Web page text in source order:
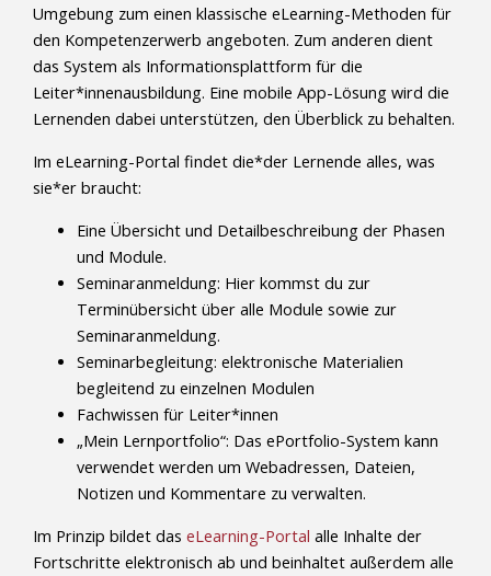
Umgebung zum einen klassische eLearning-Methoden für
den Kompetenzerwerb angeboten. Zum anderen dient
das System als Informationsplattform für die
Leiter*innenausbildung. Eine mobile App-Lösung wird die
Lernenden dabei unterstützen, den Überblick zu behalten.
Im eLearning-Portal findet die*der Lernende alles, was
sie*er braucht:
Eine Übersicht und Detailbeschreibung der Phasen
und Module.
Seminaranmeldung: Hier kommst du zur
Terminübersicht über alle Module sowie zur
Seminaranmeldung.
Seminarbegleitung: elektronische Materialien
begleitend zu einzelnen Modulen
Fachwissen für Leiter*innen
„Mein Lernportfolio“: Das ePortfolio-System kann
verwendet werden um Webadressen, Dateien,
Notizen und Kommentare zu verwalten.
Im Prinzip bildet das eLearning-Portal alle Inhalte der
Fortschritte elektronisch ab und beinhaltet außerdem alle